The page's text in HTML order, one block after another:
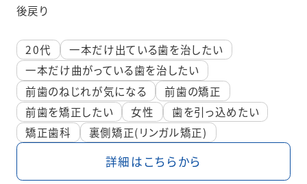
後戻り
20代
一本だけ出ている歯を治したい
一本だけ曲がっている歯を治したい
前歯のねじれが気になる
前歯の矯正
前歯を矯正したい
女性
歯を引っ込めたい
矯正歯科
裏側矯正(リンガル矯正)
詳細はこちらから